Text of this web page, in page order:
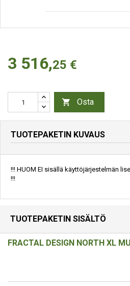
3 516,25 €
 Osta
TUOTEPAKETIN KUVAUS
!!! HUOM EI sisällä käyttöjärjestelmän
!!!
TUOTEPAKETIN SISÄLTÖ
FRACTAL DESIGN NORTH XL